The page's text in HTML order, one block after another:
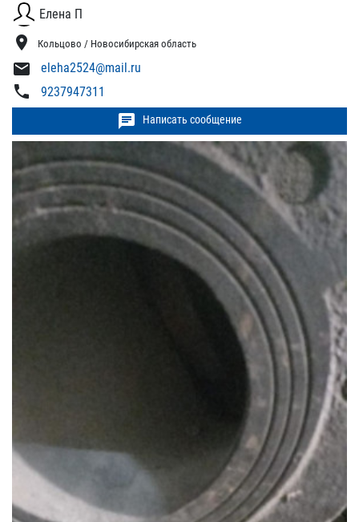
Елена П
location_on Кольцово / Новосибирская область
mail eleha2524@mail.ru
phone 9237947311
chat Написать сообщение